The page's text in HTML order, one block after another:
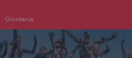
Giordania